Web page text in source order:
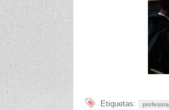
Etiquetas: profesora